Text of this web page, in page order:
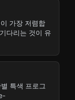
가장 저렴합
다리는 것이 유
특색 프로그